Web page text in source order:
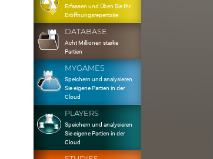
Erfassen und Üben Sie Ihr
Eröffnungsrepertoire
DATABASE
Acht Millionen starke
Partien
MYGAMES
Speichern und analysieren
Sie eigene Partien in der
Cloud
PLAYERS
Speichern und analysieren
Sie eigene Partien in der
Cloud